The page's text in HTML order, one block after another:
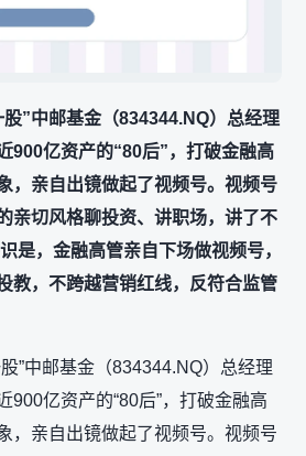
”中邮基金（834344.NQ）总经理
900亿资产的“80后”，打破金融高
，亲自出镜做起了视频号。视频号
亲切风格聊投资、讲职场，讲了不
是，金融高管亲自下场做视频号，
教，不跨越营销红线，反符合监管
”中邮基金（834344.NQ）总经理
900亿资产的“80后”，打破金融高
，亲自出镜做起了视频号。视频号